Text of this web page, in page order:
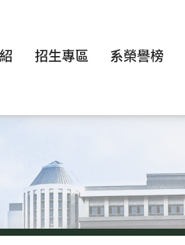
招生專區 系榮譽榜